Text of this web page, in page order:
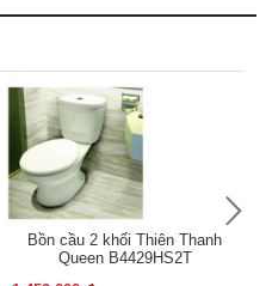
Bồn cầu 2 khối Thiên Thanh
Queen B4429HS2T